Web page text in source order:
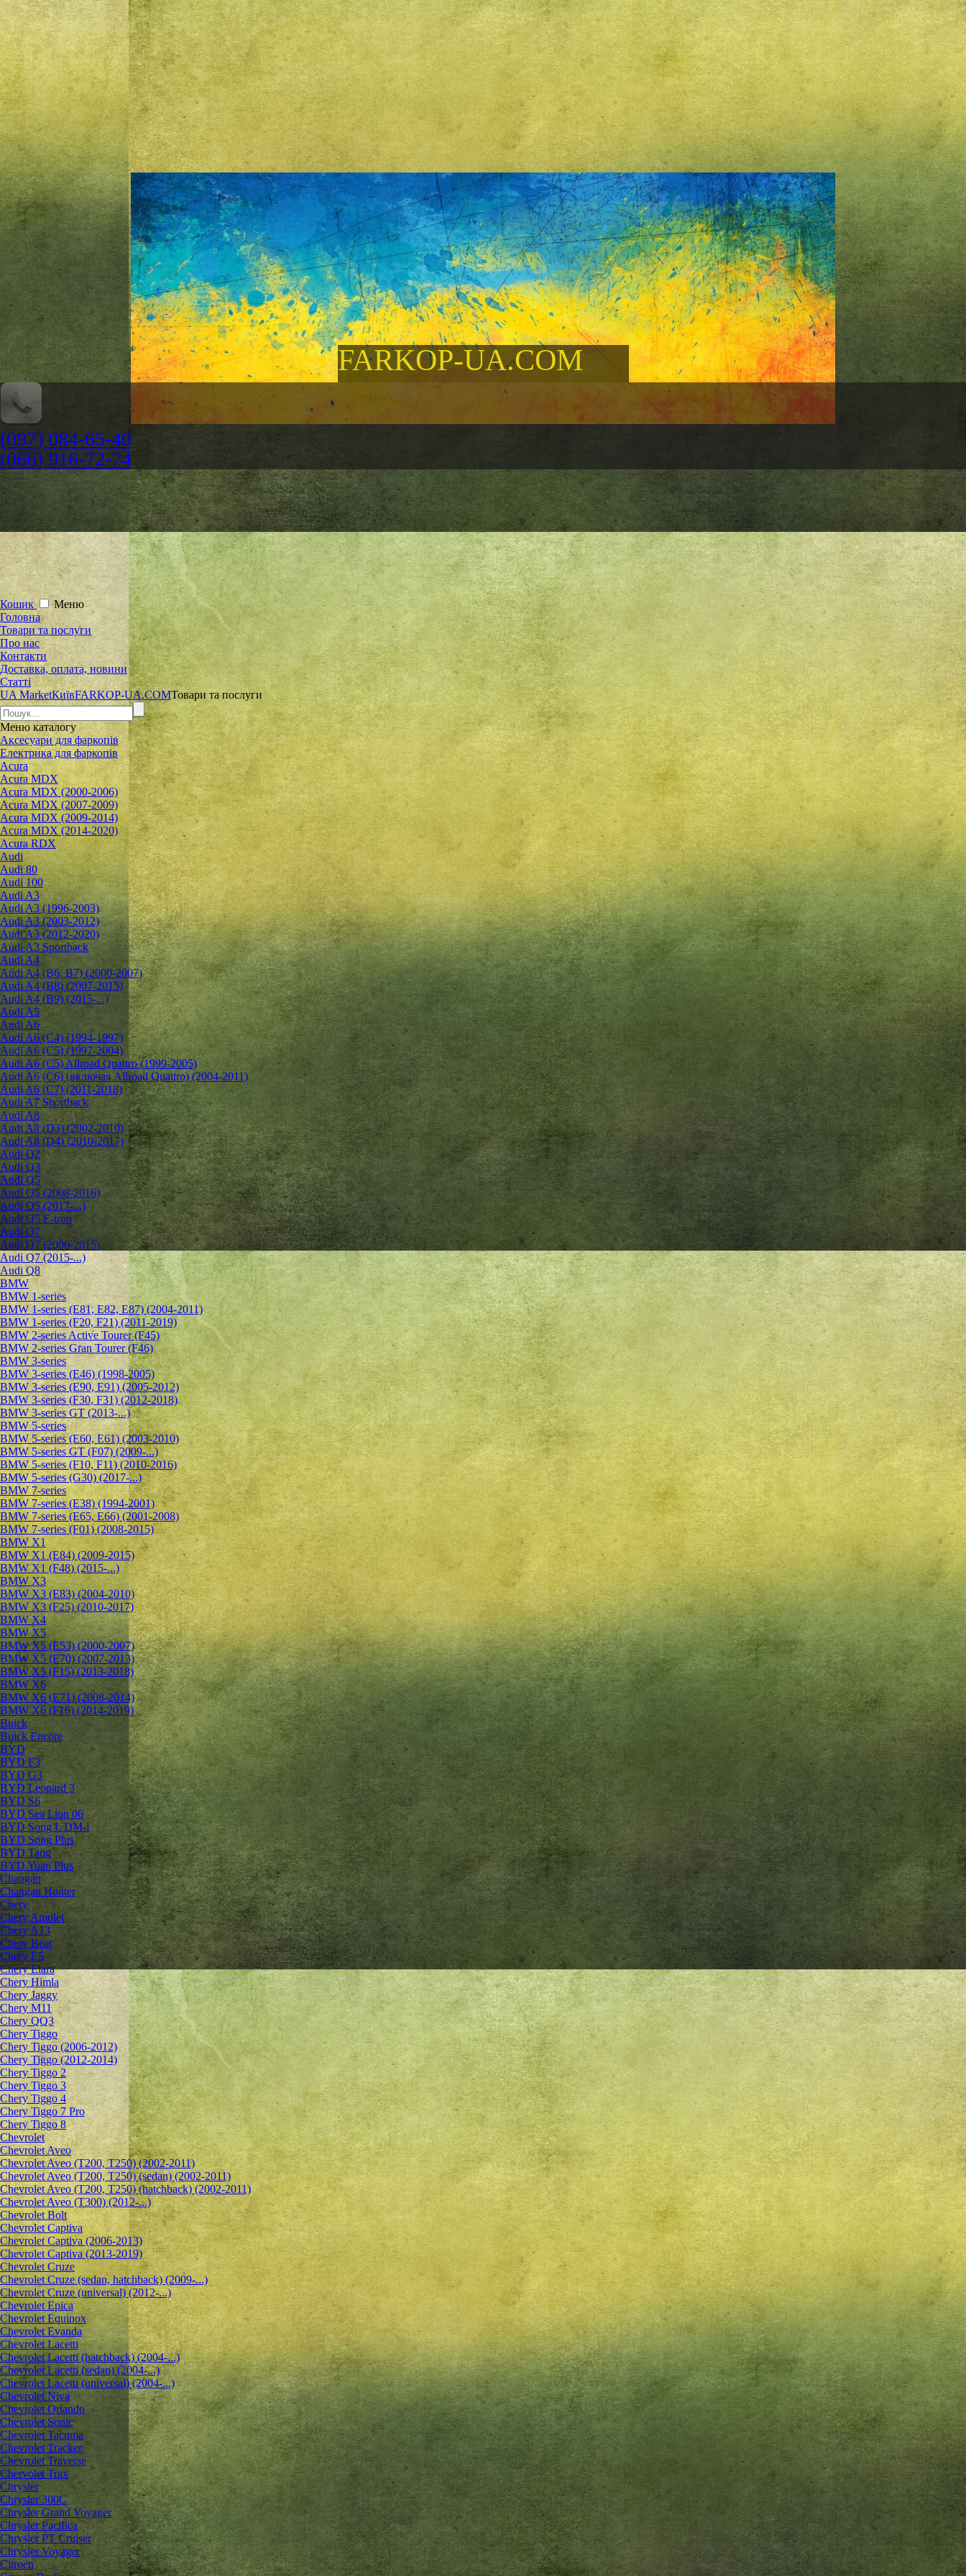
FARKOP-UA.COM
(097) 084-65-40
(066) 916-72-74
Кошик
Меню
Головна
Товари та послуги
Про нас
Контакти
Доставка, оплата, новини
Статті
UA MarketКиївFARKOP-UA.COMТовари та послуги
Менюкаталогу
Аксесуари для фаркопів
Електрика для фаркопів
Acura
Acura MDX
Acura MDX (2000-2006)
Acura MDX (2007-2009)
Acura MDX (2009-2014)
Acura MDX (2014-2020)
Acura RDX
Audi
Audi 80
Audi 100
Audi A3
Audi A3 (1996-2003)
Audi A3 (2003-2012)
Audi A3 (2012-2020)
Audi A3 Sportback
Audi A4
Audi A4 (B6, B7) (2000-2007)
Audi A4 (B8) (2007-2015)
Audi A4 (B9) (2015-...)
Audi A5
Audi A6
Audi A6 (C4) (1994-1997)
Audi A6 (C5) (1997-2004)
Audi A6 (C5) Allroad Quattro (1999-2005)
Audi A6 (C6) (включая Allroad Quattro) (2004-2011)
Audi A6 (C7) (2011-2018)
Audi A7 Sportback
Audi A8
Audi A8 (D3) (2002-2010)
Audi A8 (D4) (2010-2017)
Audi Q2
Audi Q3
Audi Q5
Audi Q5 (2008-2016)
Audi Q5 (2017-...)
Audi Q5 E-tron
Audi Q7
Audi Q7 (2006-2015)
Audi Q7 (2015-...)
Audi Q8
BMW
BMW 1-series
BMW 1-series (E81, E82, E87) (2004-2011)
BMW 1-series (F20, F21) (2011-2019)
BMW 2-series Active Tourer (F45)
BMW 2-series Gran Tourer (F46)
BMW 3-series
BMW 3-series (E46) (1998-2005)
BMW 3-series (E90, E91) (2005-2012)
BMW 3-series (F30, F31) (2012-2018)
BMW 3-series GT (2013-...)
BMW 5-series
BMW 5-series (E60, E61) (2003-2010)
BMW 5-series GT (F07) (2009-...)
BMW 5-series (F10, F11) (2010-2016)
BMW 5-series (G30) (2017-...)
BMW 7-series
BMW 7-series (E38) (1994-2001)
BMW 7-series (E65, E66) (2001-2008)
BMW 7-series (F01) (2008-2015)
BMW X1
BMW X1 (E84) (2009-2015)
BMW X1 (F48) (2015-...)
BMW X3
BMW X3 (E83) (2004-2010)
BMW X3 (F25) (2010-2017)
BMW X4
BMW X5
BMW X5 (E53) (2000-2007)
BMW X5 (E70) (2007-2013)
BMW X5 (F15) (2013-2018)
BMW X6
BMW X6 (E71) (2008-2014)
BMW X6 (F16) (2014-2019)
Buick
Buick Encore
BYD
BYD F3
BYD G3
BYD Leopard 3
BYD S6
BYD Sea Lion 06
BYD Song L DM-i
BYD Song Plus
BYD Tang
BYD Yuan Plus
Changan
Changan Hunter
Chery
Chery Amulet
Chery A13
Chery Beat
Chery E5
Chery Elara
Chery Himla
Chery Jaggy
Chery M11
Chery QQ3
Chery Tiggo
Chery Tiggo (2006-2012)
Chery Tiggo (2012-2014)
Chery Tiggo 2
Chery Tiggo 3
Chery Tiggo 4
Chery Tiggo 7 Pro
Chery Tiggo 8
Chevrolet
Сhevrolet Aveo
Chevrolet Aveo (T200, T250) (2002-2011)
Chevrolet Aveo (T200, T250) (sedan) (2002-2011)
Chevrolet Aveo (T200, T250) (hatchback) (2002-2011)
Chevrolet Aveo (T300) (2012-...)
Chevrolet Bolt
Chevrolet Captiva
Chevrolet Captiva (2006-2013)
Chevrolet Captiva (2013-2019)
Chevrolet Cruze
Chevrolet Cruze (sedan, hatchback) (2009-...)
Chevrolet Cruze (universal) (2012-...)
Chevrolet Epiсa
Chevrolet Equinox
Chevrolet Evanda
Chevrolet Lacetti
Chevrolet Lacetti (hatchback) (2004-...)
Chevrolet Lacetti (sedan) (2004-...)
Chevrolet Lacetti (universal) (2004-...)
Chevrolet Niva
Chevrolet Orlando
Chevrolet Sonic
Chevrolet Tacuma
Chevrolet Tracker
Chevrolet Traverse
Chervolet Trax
Chrysler
Chrysler 300C
Chrysler Grand Voyager
Chrysler Pacifica
Chrysler PT Cruiser
Chrysler Voyager
Citroen